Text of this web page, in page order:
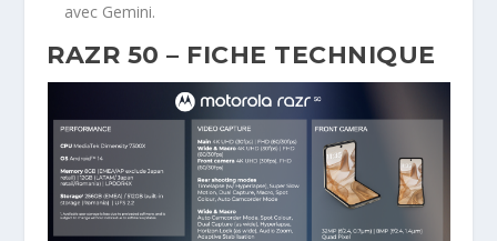
avec Gemini.
RAZR 50 – FICHE TECHNIQUE